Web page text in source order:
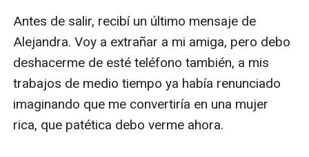
Antes de salir, recibí un último mensaje de
Alejandra. Voy a extrañar a mi amiga, pero debo
deshacerme de esté teléfono también, a mis
trabajos de medio tiempo ya había renunciado
imaginando que me convertiría en una mujer
rica, que patética debo verme ahora.